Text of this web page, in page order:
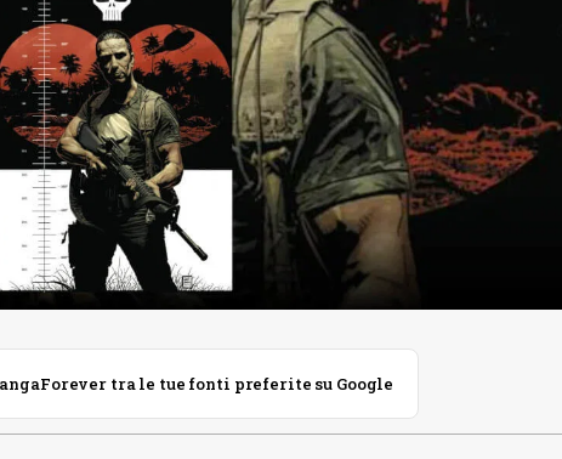
tra le tue fonti preferite su Google